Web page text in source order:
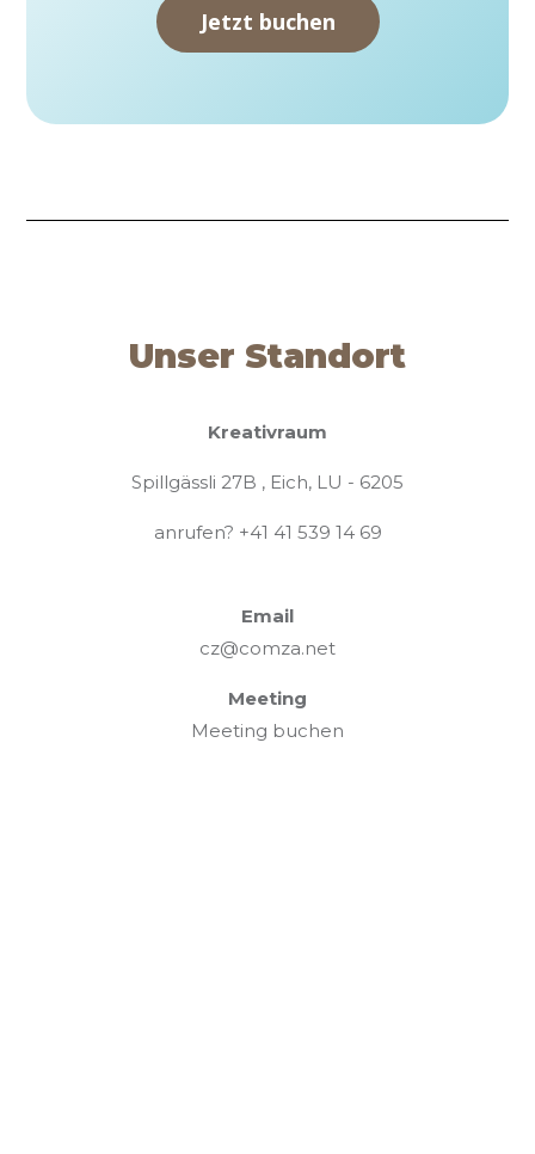
Jetzt buchen
Unser Standort
Kreativraum
Spillgässli 27B , Eich, LU - 6205
anrufen? +41 41 539 14 69
Email
cz@comza.net
Meeting
Meeting buchen